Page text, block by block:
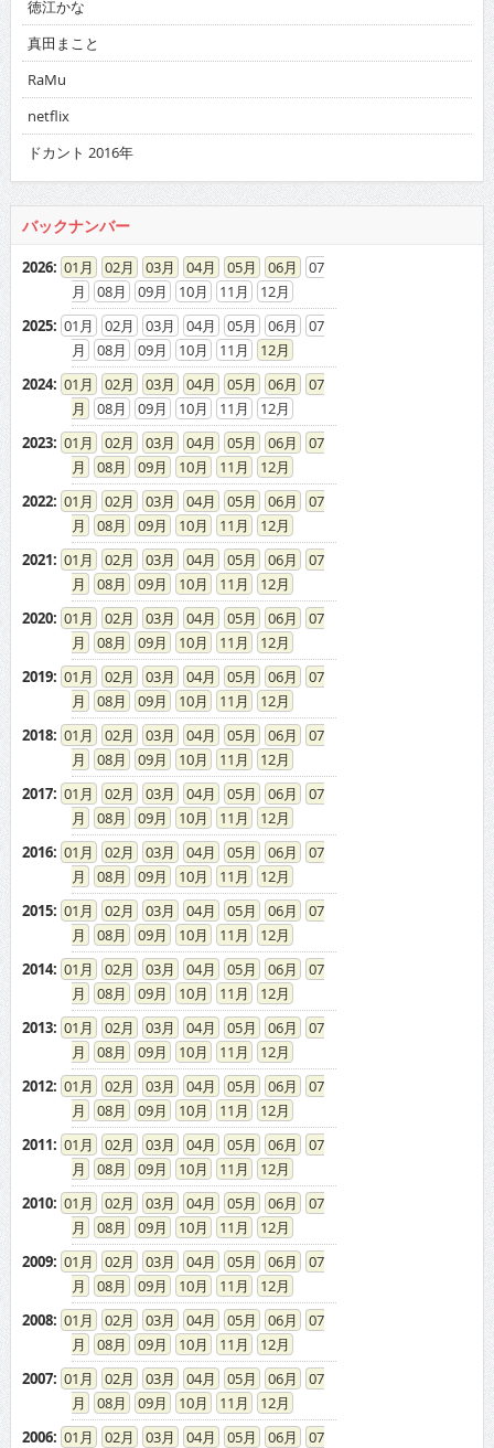
徳江かな
真田まこと
RaMu
netflix
ドカント 2016年
バックナンバー
2026: 01 02 03 04 05 06
07
08
09 10 11
12
2025: 01 02 03 04 05 06
07
08
09 10 11
12
2024: 01 02 03 04 05 06
07
08
09 10 11
12
2023: 01 02 03 04 05 06
07
08
09 10 11
12
2022: 01 02 03 04 05 06
07
08
09 10 11
12
2021: 01 02 03 04 05 06
07
08
09 10 11
12
2020: 01 02 03 04 05 06
07
08
09 10 11
12
2019: 01 02 03 04 05 06
07
08
09 10 11
12
2018: 01 02 03 04 05 06
07
08
09 10 11
12
2017: 01 02 03 04 05 06
07
08
09 10 11
12
2016: 01 02 03 04 05 06
07
08
09 10 11
12
2015: 01 02 03 04 05 06
07
08
09 10 11
12
2014: 01 02 03 04 05 06
07
08
09 10 11
12
2013: 01 02 03 04 05 06
07
08
09 10 11
12
2012: 01 02 03 04 05 06
07
08
09 10 11
12
2011: 01 02 03 04 05 06
07
08
09 10 11
12
2010: 01 02 03 04 05 06
07
08
09 10 11
12
2009: 01 02 03 04 05 06
07
08
09 10 11
12
2008: 01 02 03 04 05 06
07
08
09 10 11
12
2007: 01 02 03 04 05 06
07
08
09 10 11
12
2006: 01 02 03 04 05 06
07